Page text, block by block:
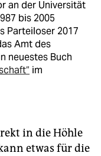
an der Universität
bis 2005
Parteiloser 2017
Amt des
neuestes Buch
im
in die Höhle
etwas für die